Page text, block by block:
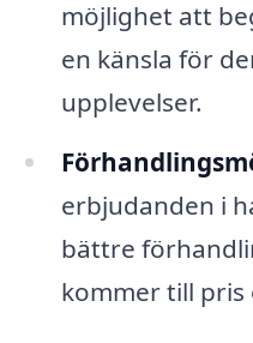
möjlighet att
en känsla för
upplevelser.
erbjudanden i
bättre
kommer till pris